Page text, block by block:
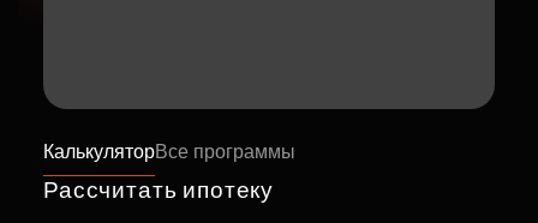
КалькуляторВсе программы
Рассчитать ипотеку